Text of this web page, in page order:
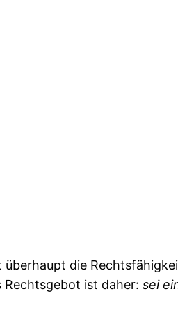
überhaupt die
Rechtsgebot ist daher: sei